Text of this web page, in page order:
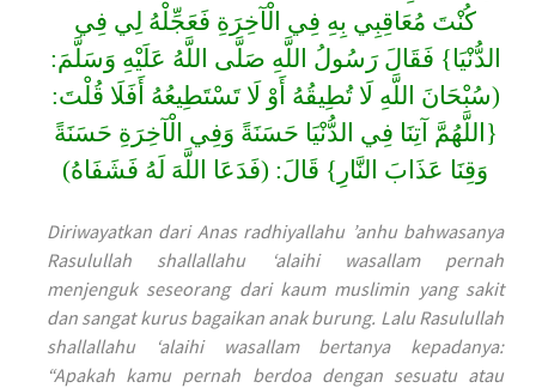
كُنْتَ مُعَاقِبِي بِهِ فِي الْآخِرَةِ فَعَجِّلْهُ لِي فِي
الدُّنْيَا} فَقَالَ رَسُولُ اللَّهِ صَلَّى اللَّهُ عَلَيْهِ وَسَلَّمَ:
(سُبْحَانَ اللَّهِ لَا تُطِيقُهُ أَوْ لَا تَسْتَطِيعُهُ أَفَلَا قُلْتَ:
{اللَّهُمَّ آتِنَا فِي الدُّنْيَا حَسَنَةً وَفِي الْآخِرَةِ حَسَنَةً
وَقِنَا عَذَابَ النَّارِ} قَالَ: (فَدَعَا اللَّهَ لَهُ فَشَفَاهُ)
Diriwayatkan dari Anas radhiyallahu ’anhu bahwasanya
Rasulullah shallallahu ‘alaihi wasallam pernah
menjenguk seseorang dari kaum muslimin yang sakit
dan sangat kurus bagaikan anak burung. Lalu Rasulullah
shallallahu ‘alaihi wasallam bertanya kepadanya:
“Apakah kamu pernah berdoa dengan sesuatu atau